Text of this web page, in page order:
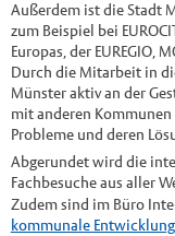
Außerdem ist die Stadt
zum Beispiel bei
Europas, der EUREGIO,
Durch die Mitarbeit in
Münster aktiv an der
mit anderen
Probleme und deren
Abgerundet wird die
Fachbesuche aus aller
Zudem sind im Büro
kommunale